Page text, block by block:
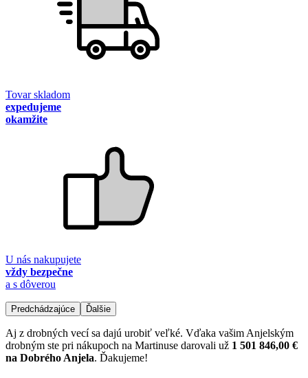
Tovar skladom
expedujeme
okamžite
U nás nakupujete
vždy bezpečne
a s dôverou
Predchádzajúce Ďalšie
Aj z drobných vecí sa dajú urobiť veľké. Vďaka vašim Anjelským
drobným ste pri nákupoch na Martinuse darovali už 1 501 846,00 €
na Dobrého Anjela. Ďakujeme!